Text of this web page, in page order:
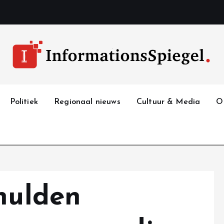
Politiek Regionaal nieuws Cultuur & Media